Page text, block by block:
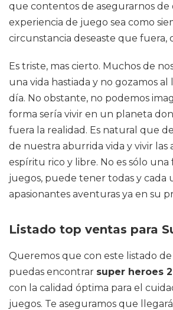
que contentos de asegurarnos
experiencia de juego sea como
circunstancia deseaste que fuera,
Es triste, mas cierto. Muchos de
una vida hastiada y no gozamos
día. No obstante, no podemos
forma sería vivir en un planeta
fuera la realidad. Es natural que
de nuestra aburrida vida y vivir las
espíritu rico y libre. No es sólo una
juegos, puede tener todas y cada
apasionantes aventuras ya en su
Listado top ventas para
Queremos que con este listado
puedas encontrar super heroes 2
con la calidad óptima para el
juegos. Te aseguramos que